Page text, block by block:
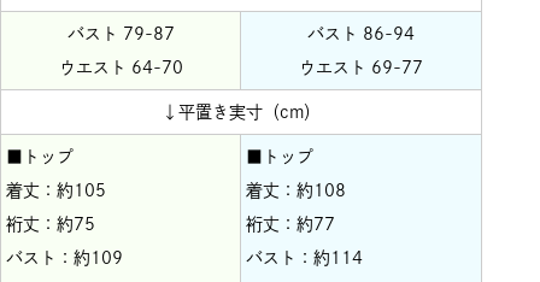
バスト 79-87
ウエスト 64-70
バスト 86-94
ウエスト 69-77
↓平置き実寸（cm）
■トップ
着丈：約105
裄丈：約75
バスト：約109
■トップ
着丈：約108
裄丈：約77
バスト：約114